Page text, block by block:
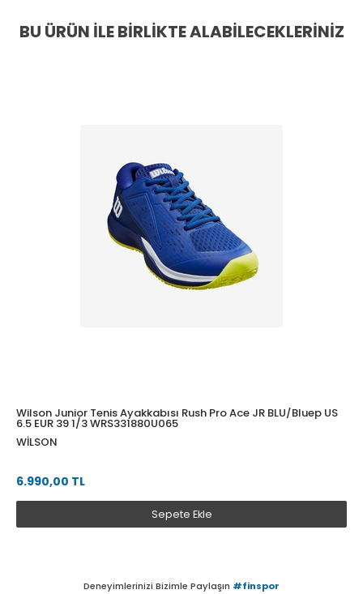
BU ÜRÜN İLE BIRLIKTE ALABILECEKLERINIZ
Wilson Junior Tenis Ayakkabısı Rush Pro Ace JR BLU/Bluep US
6.5 EUR 39 1/3 WRS331880U065
WILSON
6.990,00 TL
Sepete Ekle
Deneyimlerinizi Bizimle Paylaşın #finspor